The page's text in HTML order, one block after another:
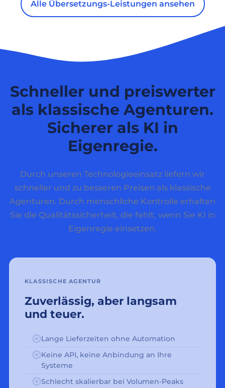
Alle Übersetzungs-Leistungen ansehen
Schneller und preiswerter
als klassische Agenturen.
Sicherer als KI in
Eigenregie.
Durch unseren Technologieeinsatz liefern wir
schneller und zu besseren Preisen als klassische
Agenturen. Durch menschliche Kontrolle erhalten
Sie die Qualitätssicherheit, die fehlt, wenn Sie KI in
Eigenregie einsetzen.
KLASSISCHE AGENTUR
Zuverlässig, aber langsam
und teuer.
Lange Lieferzeiten ohne Automation
Keine API, keine Anbindung an Ihre
Systeme
Schlecht skalierbar bei Volumen-Peaks